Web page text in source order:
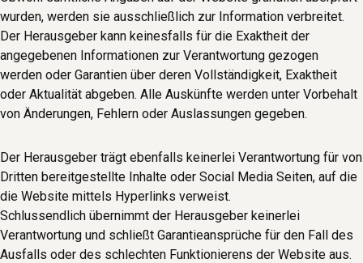
wurden, werden sie ausschließlich zur Information verbreitet.
Der Herausgeber kann keinesfalls für die Exaktheit der
angegebenen Informationen zur Verantwortung gezogen
werden oder Garantien über deren Vollständigkeit, Exaktheit
oder Aktualität abgeben. Alle Auskünfte werden unter Vorbehalt
von Änderungen, Fehlern oder Auslassungen gegeben.
Der Herausgeber trägt ebenfalls keinerlei Verantwortung für von
Dritten bereitgestellte Inhalte oder Social Media Seiten, auf die
die Website mittels Hyperlinks verweist.
Schlussendlich übernimmt der Herausgeber keinerlei
Verantwortung und schließt Garantieansprüche für den Fall des
Ausfalls oder des schlechten Funktionierens der Website aus.